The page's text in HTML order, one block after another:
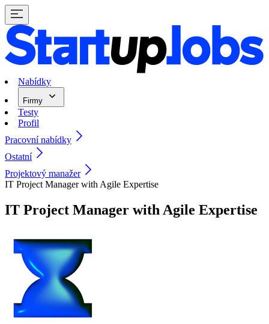
Nabídky
Firmy
Testy
Profil
Pracovní nabídky
Ostatní
Projektový manažer
IT Project Manager with Agile Expertise
IT Project Manager with Agile Expertise